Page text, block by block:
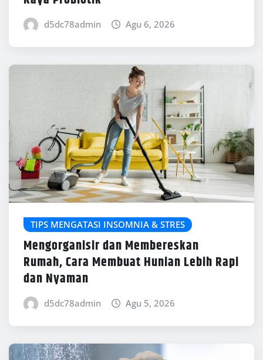
d5dc78admin Agu 6, 2026
TIPS MENGATASI INSOMNIA & STRES
Mengorganisir dan Membereskan
Rumah, Cara Membuat Hunian Lebih Rapi
dan Nyaman
d5dc78admin Agu 5, 2026